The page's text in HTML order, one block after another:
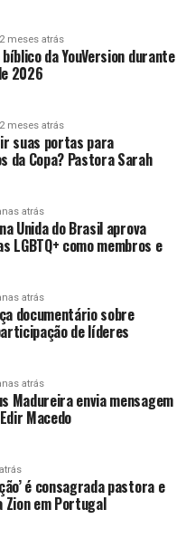
2 meses atrás
da YouVersion durante
2026
2 meses atrás
suas portas para
da Copa? Pastora Sarah
atrás
Unida do Brasil aprova
LGBTQ+ como membros e
atrás
documentário sobre
de líderes
atrás
Madureira envia mensagem
Macedo
é consagrada pastora e
em Portugal